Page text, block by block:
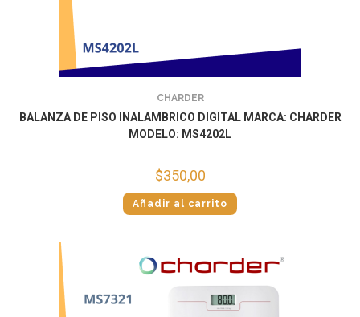
CHARDER
BALANZA DE PISO INALAMBRICO DIGITAL MARCA: CHARDER
MODELO: MS4202L
$350,00
Añadir al carrito